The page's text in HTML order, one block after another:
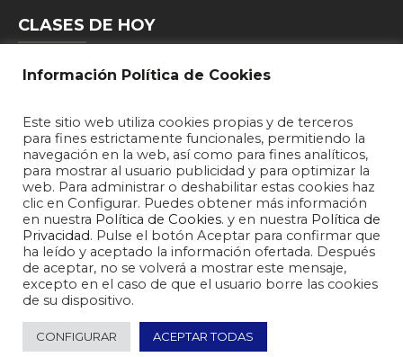
CLASES DE HOY
19:15 - DEFENSA PERSONAL
20:15 - DEFENSA PERSONAL
2026 © F10 Sport Center - Gimnasio y Centro Deportivo Zamora
Política de Privacidad Política de Cookies
Información Política de Cookies
Este sitio web utiliza cookies propias y de terceros
para fines estrictamente funcionales, permitiendo la
navegación en la web, así como para fines analíticos,
para mostrar al usuario publicidad y para optimizar la
web. Para administrar o deshabilitar estas cookies haz
clic en Configurar. Puedes obtener más información
en nuestra Política de Cookies. y en nuestra Política de
Privacidad. Pulse el botón Aceptar para confirmar que
ha leído y aceptado la información ofertada. Después
de aceptar, no se volverá a mostrar este mensaje,
excepto en el caso de que el usuario borre las cookies
de su dispositivo.
CONFIGURAR ACEPTAR TODAS